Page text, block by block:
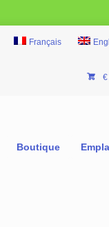
Français
€
Boutique